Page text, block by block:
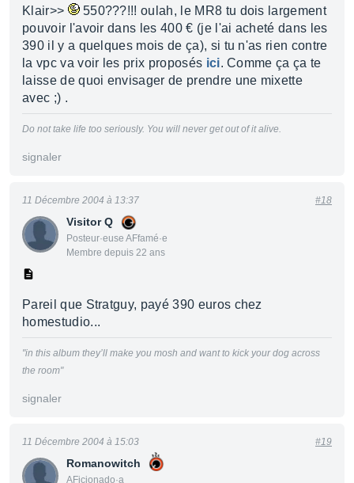
Klair>>
550???!!! oulah, le MR8 tu dois largement
pouvoir l'avoir dans les 400 € (je l'ai acheté dans les
390 il y a quelques mois de ça), si tu n'as rien contre
la vpc va voir les prix proposés ici. Comme ça ça te
laisse de quoi envisager de prendre une mixette
avec ;) .
Do not take life too seriously. You will never get out of it alive.
signaler
Visitor Q
Posteur·euse AFfamé·e
Membre depuis 22 ans
11 Décembre 2004 à 13:37 #18
Pareil que Stratguy, payé 390 euros chez
homestudio...
"in this album they’ll make you mosh and want to kick your dog across
the room"
signaler
Romanowitch
AFicionado·a
11 Décembre 2004 à 15:03 #19